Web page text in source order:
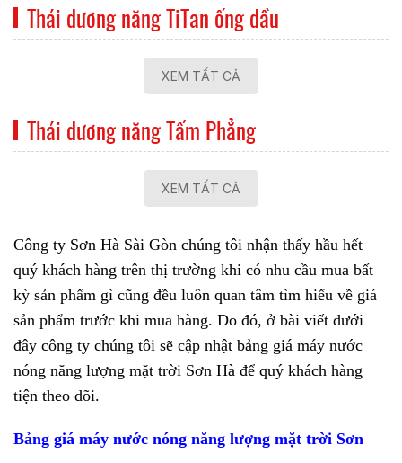
Thái dương năng TiTan ống dầu
XEM TẤT CẢ
Thái dương năng Tấm Phẳng
XEM TẤT CẢ
Công ty Sơn Hà Sài Gòn chúng tôi nhận thấy hầu hết
quý khách hàng trên thị trường khi có nhu cầu mua bất
kỳ sản phẩm gì cũng đều luôn quan tâm tìm hiểu về giá
sản phẩm trước khi mua hàng. Do đó, ở bài viết dưới
đây công ty chúng tôi sẽ cập nhật bảng giá máy nước
nóng năng lượng mặt trời Sơn Hà để quý khách hàng
tiện theo dõi.
Bảng giá máy nước nóng năng lượng mặt trời Sơn